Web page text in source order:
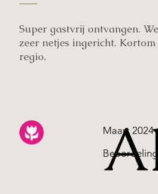
Super gastvrij ontvangen.
zeer netjes ingericht.
regio.
Maart 2024